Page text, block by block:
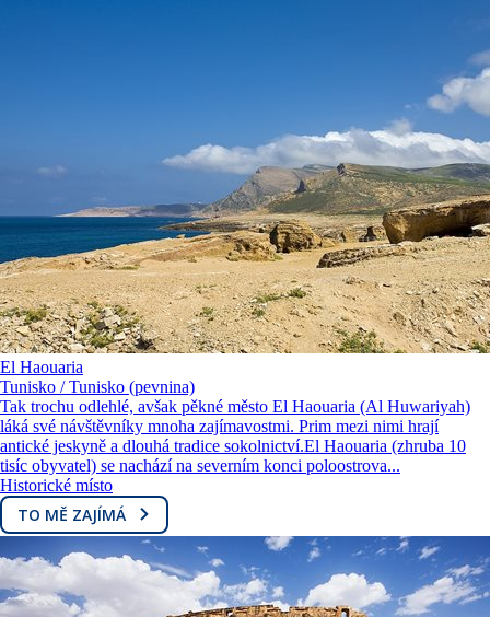
El Haouaria
Tunisko / Tunisko (pevnina)
Tak trochu odlehlé, avšak pěkné město El Haouaria (Al Huwariyah)
láká své návštěvníky mnoha zajímavostmi. Prim mezi nimi hrají
antické jeskyně a dlouhá tradice sokolnictví.El Haouaria (zhruba 10
tisíc obyvatel) se nachází na severním konci poloostrova...
Historické místo
TO MĚ ZAJÍMÁ